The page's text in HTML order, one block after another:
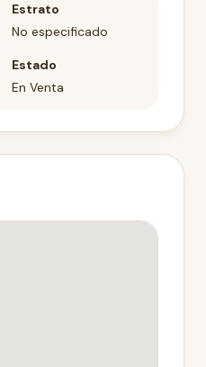
Estrato
No especificado
Estado
En Venta